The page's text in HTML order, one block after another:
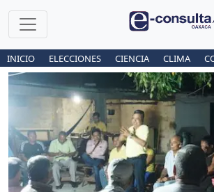
INICIO ELECCIONES CIENCIA CLIMA